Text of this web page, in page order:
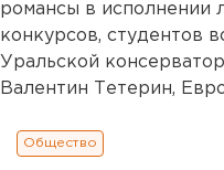
романсы в исполнении
конкурсов, студентов
Уральской
Валентин Тетерин,
Общество